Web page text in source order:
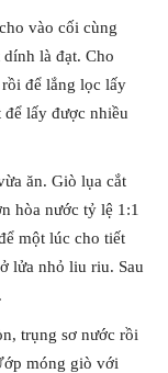
vào cối cùng
là đạt. Cho
để lắng lọc lấy
lấy được nhiều
ăn. Giò lụa cắt
hòa nước tỷ lệ 1:1
một lúc cho tiết
lửa nhỏ liu riu. Sau
trụng sơ nước rồi
móng giò với